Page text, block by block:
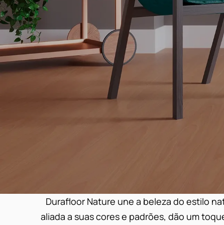
Durafloor Nature une a beleza do estilo
aliada a suas cores e padrões, dão um